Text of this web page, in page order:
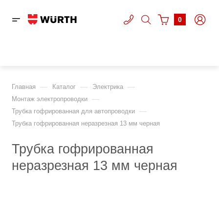
0
Главная — Каталог — Электрика —
Монтаж электропроводки —
Трубка гофрированная для автопроводки —
Трубка гофрированная неразрезная 13 мм черная
Трубка гофрированная
неразрезная 13 мм черная